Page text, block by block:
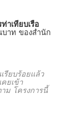
าเทียบเรือ
บาท ของสำนัก
รียบร้อยแล้ว
ยเข้า
ม โครงการนี้